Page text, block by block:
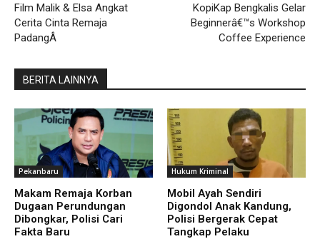
Film Malik & Elsa Angkat
Cerita Cinta Remaja
PadangÂ
KopiKap Bengkalis Gelar
Beginnerâ€™s Workshop
Coffee Experience
BERITA LAINNYA
Pekanbaru
Makam Remaja Korban
Dugaan Perundungan
Dibongkar, Polisi Cari
Fakta Baru
Hukum Kriminal
Mobil Ayah Sendiri
Digondol Anak Kandung,
Polisi Bergerak Cepat
Tangkap Pelaku